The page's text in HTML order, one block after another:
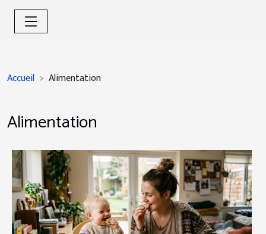
Accueil Alimentation
Alimentation